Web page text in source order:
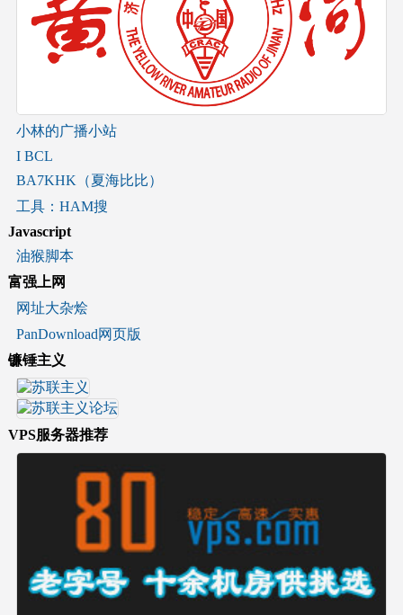
小林的广播小站
I BCL
BA7KHK（夏海比比）
工具：HAM搜
Javascript
油猴脚本
富强上网
网址大杂烩
PanDownload网页版
镰锤主义
VPS服务器推荐